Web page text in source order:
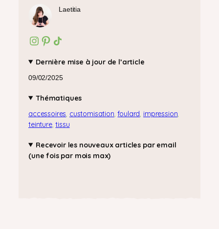
Laetitia
Instagram Pinterest Icône de partage
Dernière mise à jour de l’article
09/02/2025
Thématiques
accessoires customisation , foulard impression
teinture, tissu
Recevoir les nouveaux articles par email
(une fois par mois max)